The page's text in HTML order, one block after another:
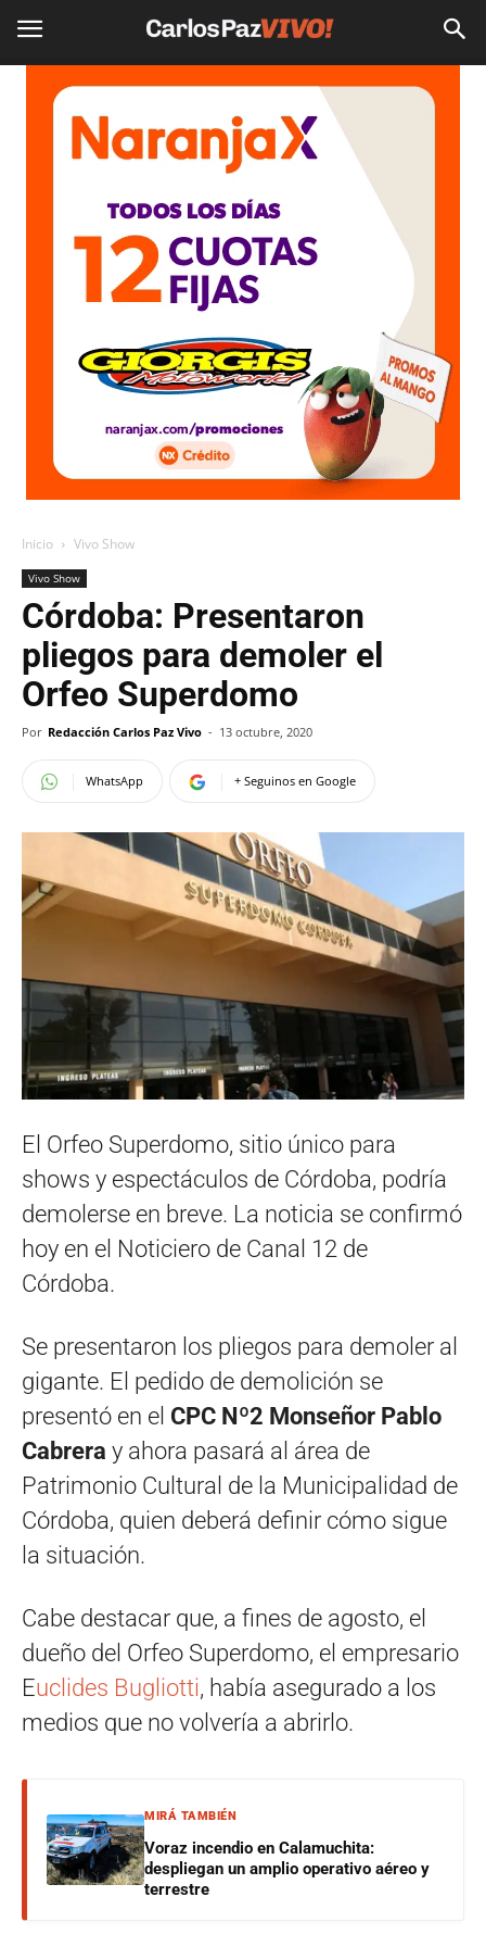
Inicio Vivo Show
Vivo Show
Córdoba: Presentaron
pliegos para demoler el
Orfeo Superdomo
Por Redacción Carlos Paz Vivo - 13 octubre, 2020
WhatsApp + Seguinos en Google
El Orfeo Superdomo, sitio único para
shows y espectáculos de Córdoba, podría
demolerse en breve. La noticia se confirmó
hoy en el Noticiero de Canal 12 de
Córdoba.
Se presentaron los pliegos para demoler al
gigante. El pedido de demolición se
presentó en el CPC Nº2 Monseñor Pablo
Cabrera y ahora pasará al área de
Patrimonio Cultural de la Municipalidad de
Córdoba, quien deberá definir cómo sigue
la situación.
Cabe destacar que, a fines de agosto, el
dueño del Orfeo Superdomo, el empresario
Euclides Bugliotti, había asegurado a los
medios que no volvería a abrirlo.
MIRÁ TAMBIÉN
Voraz incendio en Calamuchita:
despliegan un amplio operativo aéreo y
terrestre